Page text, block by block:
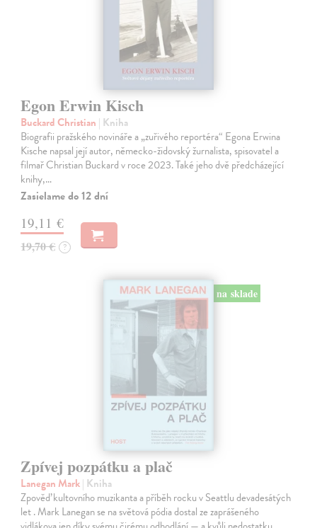
Egon Erwin Kisch
Buckard Christian | Kniha
Biografii pražského novináře a „zuřivého reportéra“ Egona Erwina
Kische napsal její autor, německo-židovský žurnalista, spisovatel a
filmař Christian Buckard v roce 2023. Také jeho dvě předcházející
knihy,…
Zasielame do 12 dní
19,11 €
19,70 € ?
na sklade
Zpívej pozpátku a plač
Lanegan Mark| Kniha
Zpověď kultovního muzikanta a příběh rocku v Seattlu devadesátých
let . Mark Lanegan se na světová pódia dostal ze zaprášeného